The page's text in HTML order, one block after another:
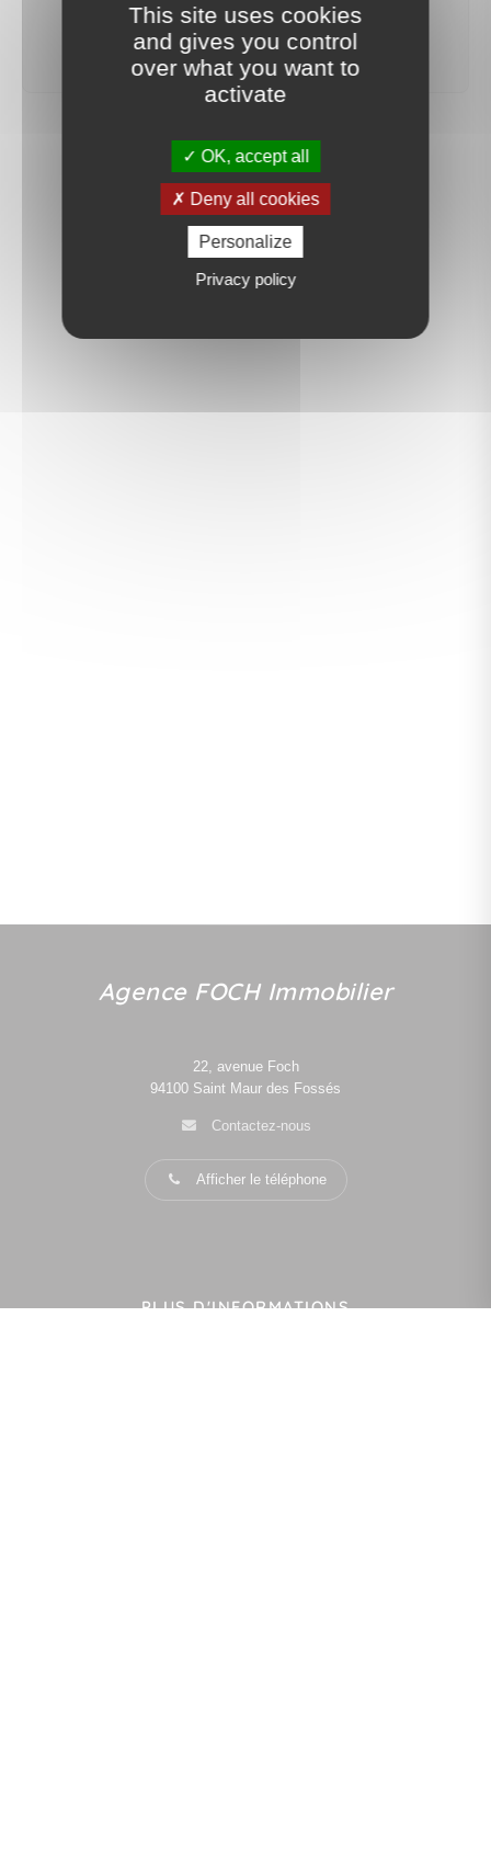
créer une alerte
Agence FOCH Immobilier
22, avenue Foch
94100 Saint Maur des Fossés
Contactez-nous
Afficher le téléphone
PLUS D'INFORMATIONS
This site uses cookies
and gives you control
over what you want to
activate
OK, accept all
Deny all cookies
Personalize
Privacy policy